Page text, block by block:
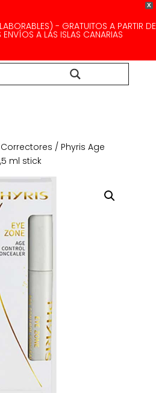
X
- GRATUITOS A PARTIR DE
A LAS ISLAS CANARIAS
Correctores / Phyris Age
ml stick